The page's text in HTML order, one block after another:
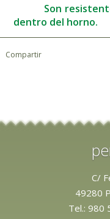
Son
dentro del horno.
Compartir
C/
49280
Tel.: 980